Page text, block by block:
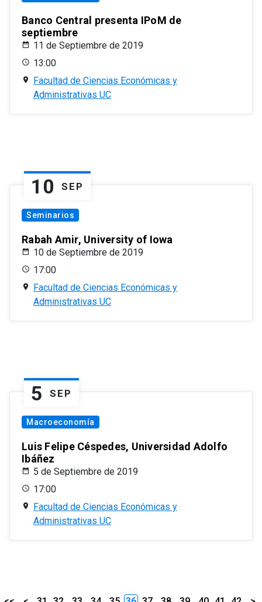
Banco Central presenta IPoM de
septiembre
11 de Septiembre de 2019
13:00
Facultad de Ciencias Económicas y
Administrativas UC
10 SEP
Seminarios
Rabah Amir, University of Iowa
10 de Septiembre de 2019
17:00
Facultad de Ciencias Económicas y
Administrativas UC
5 SEP
Macroeconomía
Luis Felipe Céspedes, Universidad Adolfo
Ibáñez
5 de Septiembre de 2019
17:00
Facultad de Ciencias Económicas y
Administrativas UC